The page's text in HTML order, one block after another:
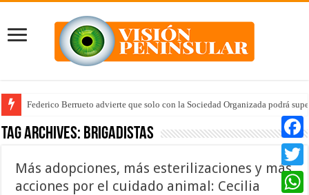
Federico Berrueto advierte que solo con la Sociedad Organizada podrá
Tag Archives: brigadistas
Más adopciones, más esterilizaciones y más
acciones por el cuidado animal: Cecilia
Twitter